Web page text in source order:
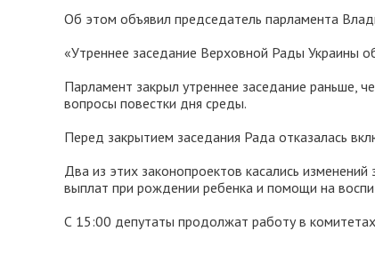
Об этом объявил председатель парламента
«Утреннее заседание Верховной Рады Украины
Парламент закрыл утреннее заседание раньше,
вопросы повестки дня среды.
Перед закрытием заседания Рада отказалась
Два из этих законопроектов касались
выплат при рождении ребенка и помощи на
С 15:00 депутаты продолжат работу в